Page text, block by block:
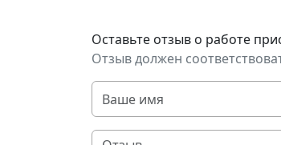
Оставьте отзыв о работе
Отзыв должен